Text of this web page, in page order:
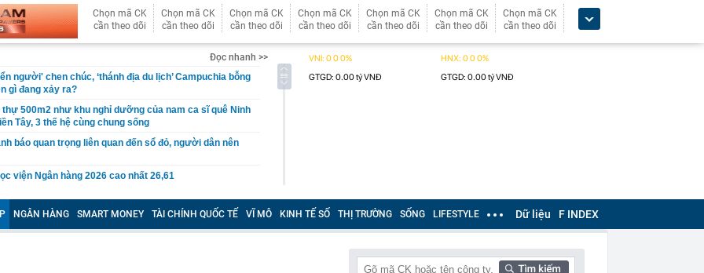
Chọn mã CK
cần theo dõi
Chọn mã CK
cần theo dõi
Chọn mã CK
cần theo dõi
Chọn mã CK
cần theo dõi
Chọn mã CK
cần theo dõi
Chọn mã CK
cần theo dõi
Chọn mã CK
cần theo dõi
Đọc nhanh >>
người' chen chúc, ‘thánh địa du lịch’ Campuchia bỗng
gì đang xảy ra?
thự 500m2 như khu nghỉ dưỡng của nam ca sĩ quê Ninh
Tây, 3 thế hệ cùng chung sống
báo quan trọng liên quan đến sổ đỏ, người dân nên
viện Ngân hàng 2026 cao nhất 26,61
nửa tiếng, hãy kiên trì cùng con làm 3 việc này, 10
biệt giữa con và bạn bè đồng trang lứa sẽ thấy rõ
hạ tầng sạc xe điện trên cao tốc Bắc - Nam?
NGÂN HÀNG SMART MONEY TÀI CHÍNH QUỐC TẾ VĨ MÔ KINH TẾ SỐ THỊ TRƯỜNG SỐNG LIFESTYLE Dữ liệu F INDEX